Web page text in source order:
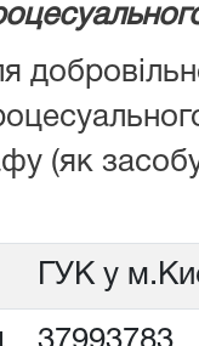
(як
ГУК у